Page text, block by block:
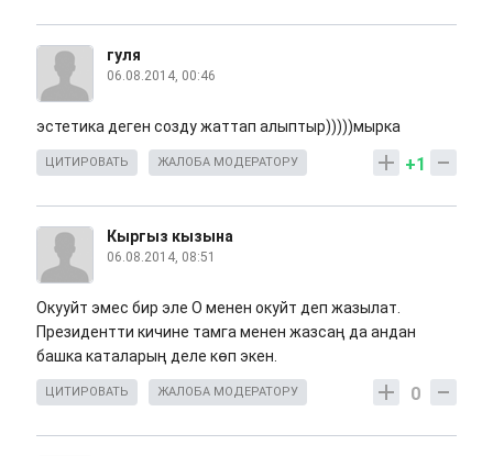
гуля
06.08.2014, 00:46
эстетика деген созду жаттап алыптыр)))))мырка
+1
ЦИТИРОВАТЬ ЖАЛОБА МОДЕРАТОРУ
Кыргыз кызына
06.08.2014, 08:51
Окууйт эмес бир эле О менен окуйт деп жазылат.
Президентти кичине тамга менен жазсаң да андан
башка каталарың деле көп экен.
0
ЦИТИРОВАТЬ ЖАЛОБА МОДЕРАТОРУ